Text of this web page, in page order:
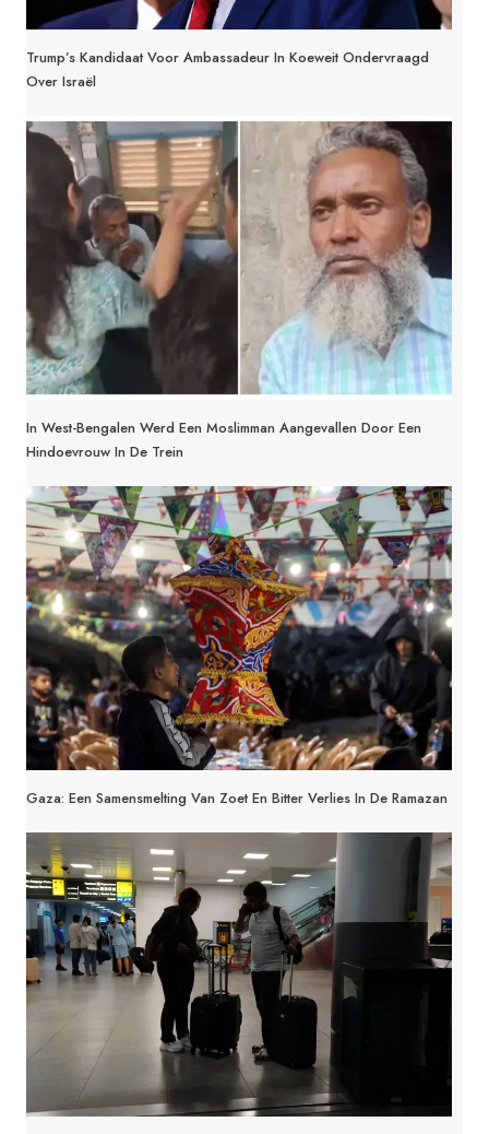
Trump’s Kandidaat Voor Ambassadeur In Koeweit Ondervraagd
Over Israël
In West-Bengalen Werd Een Moslimman Aangevallen Door Een
Hindoevrouw In De Trein
Gaza: Een Samensmelting Van Zoet En Bitter Verlies In De Ramazan